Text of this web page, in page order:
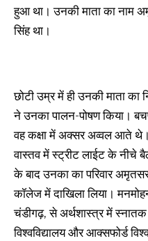
हुआ था। उनकी माता का नाम
सिंह था।
छोटी उम्र में ही उनकी माता का
ने उनका पालन-पोषण किया।
वह कक्षा में अक्सर अव्वल आते
वास्तव में स्ट्रीट लाईट के नीचे
के बाद उनका का परिवार
कॉलेज में दाखिला लिया।
चंडीगढ़, से अर्थशास्त्र में
विश्वविद्यालय और आक्सफोर्ड